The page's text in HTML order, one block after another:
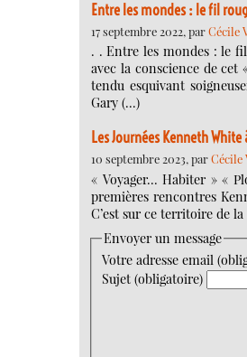
Entre les mondes : le fil
17 septembre 2022, parCécile
. . Entre les mondes : le
avec la conscience de
tendu esquivant
Gary (…)
Les Journées Kenneth
10 septembre 2023, parCécile
« Voyager… Habiter » «
premières rencontres
C’est sur ce territoire de
Envoyer un message
Votre adresse email
Sujet (obligatoire)